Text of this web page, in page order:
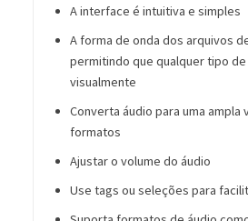
A interface é intuitiva e simples
A forma de onda dos arquivos
permitindo que qualquer tipo
visualmente
Converta áudio para uma ampla
formatos
Ajustar o volume do áudio
Use tags ou seleções para